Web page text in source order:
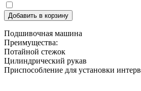
Добавить в корзину
Подшивочная машина
Преимущества:
Потайной стежок
Цилиндрический рукав
Приспособление для установки